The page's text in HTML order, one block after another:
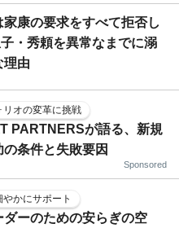
家康の要求をすべて拒否し
・秀頼を異常なまでに溺
理由
リオの変革に挑戦
PARTNERSが語る、新規
条件と失敗要因
Sponsored
かにサポート
ダーのための安らぎの空